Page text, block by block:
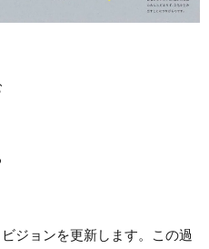
ジョンを更新します。この過